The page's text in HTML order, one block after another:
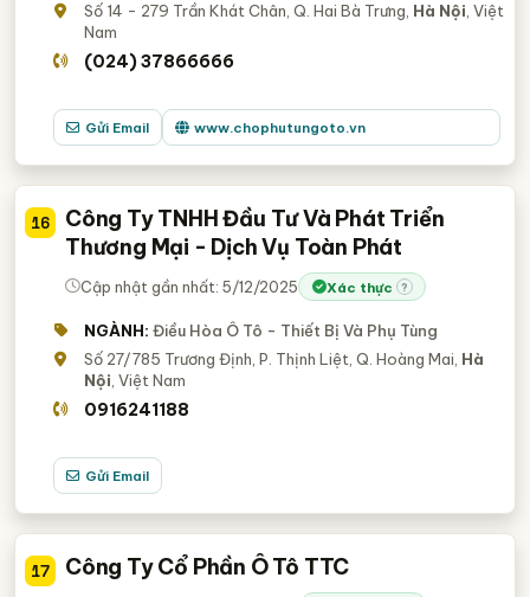
Số 14 - 279 Trần Khát Chân, Q. Hai Bà Trưng, Hà Nội, Việt
Nam
(024) 37866666
Gửi Email www.chophutungoto.vn
16
Công Ty TNHH Đầu Tư Và Phát Triển
Thương Mại - Dịch Vụ Toàn Phát
Cập nhật gần nhất: 5/12/2025 Xác thực ?
NGÀNH: Điều Hòa Ô Tô - Thiết Bị Và Phụ Tùng
Số 27/785 Trương Định, P. Thịnh Liệt, Q. Hoàng Mai, Hà
Nội, Việt Nam
0916241188
Gửi Email
17 Công Ty Cổ Phần Ô Tô TTC